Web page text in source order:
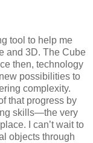
tool to help me
and 3D. The Cube
then, technology
possibilities to
complexity.
that progress by
skills—the very
I can’t wait to
objects through